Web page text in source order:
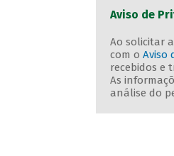
Aviso de
Ao solicitar
com o Aviso
recebidos e
As
análise do